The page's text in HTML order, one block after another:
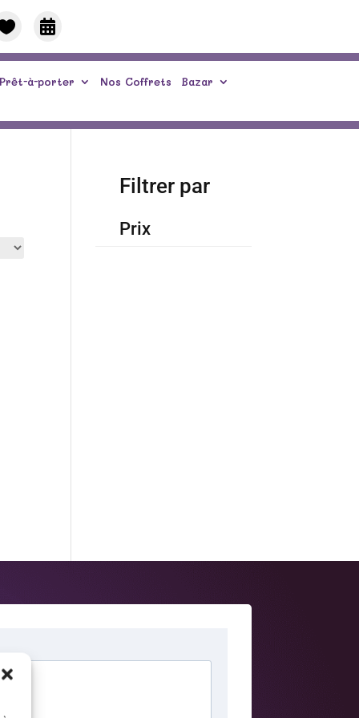

Prêt-à-porter Nos Coffrets Bazar
Filtrer par
Prix